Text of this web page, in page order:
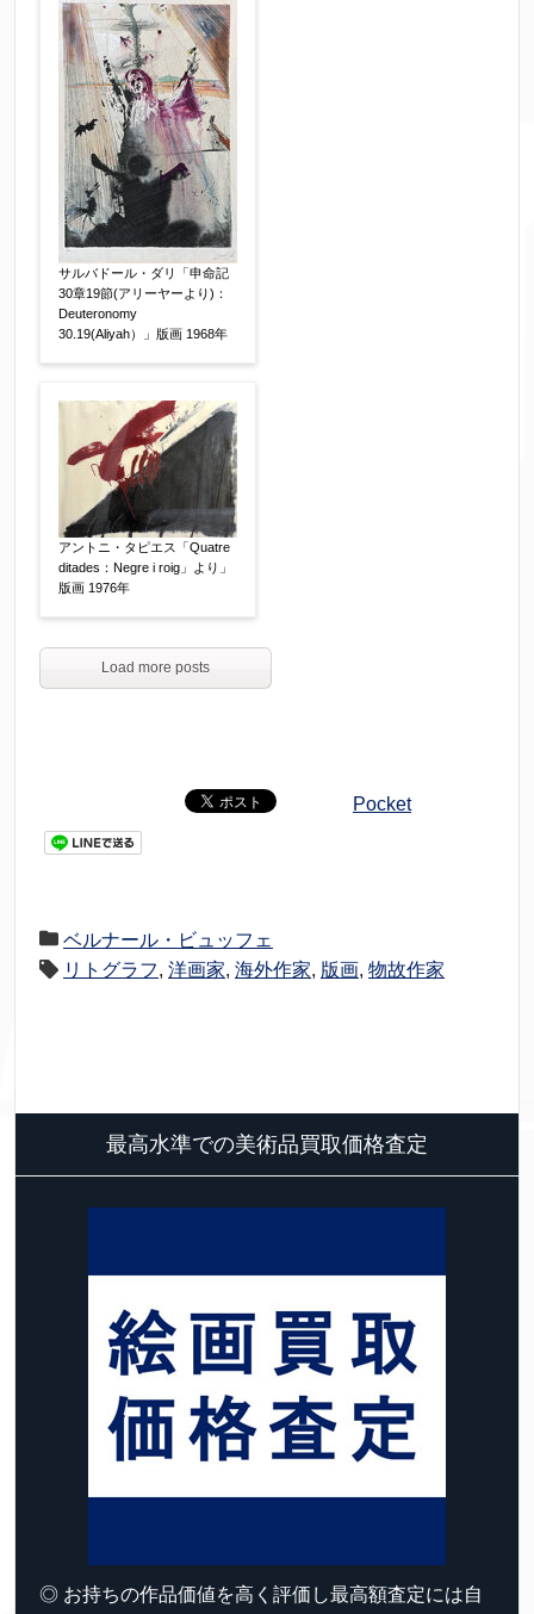
サルバドール・ダリ「申命記
30章19節(アリーヤーより)：
Deuteronomy
30.19(Aliyah）」版画 1968年
アントニ・タピエス「Quatre
ditades：Negre i roig」より」
版画 1976年
Load more posts
Pocket
ベルナール・ビュッフェ
リトグラフ, 洋画家, 海外作家, 版画, 物故作家
最高水準での美術品買取価格査定
◎ お持ちの作品価値を高く評価し最高額査定には自